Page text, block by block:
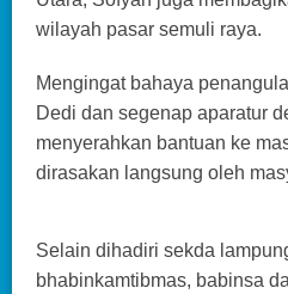
wilayah pasar semuli raya.
Mengingat bahaya
Dedi dan segenap aparatur
menyerahkan bantuan ke
dirasakan langsung oleh
Selain dihadiri sekda
bhabinkamtibmas, babinsa